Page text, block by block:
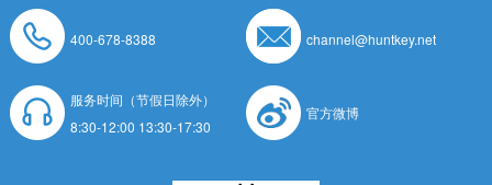
400-678-8388 channel@huntkey.net
服务时间（节假日除外）
8:30-12:00 13:30-17:30
官方微博